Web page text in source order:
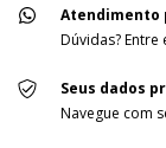
Atendimento
Dúvidas?
Seus dados
Navegue com